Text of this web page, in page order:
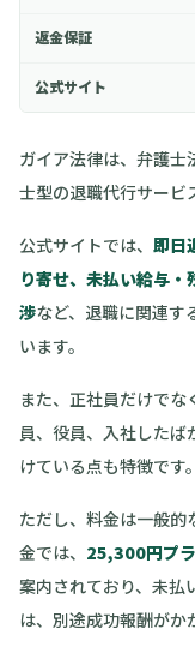
返金保証
公式サイト
ガイア法律は、弁護
士型の退職代行サービ
公式サイトでは、 即日
り寄せ、未払い給与
渉など、退職に関連す
います。
また、正社員だけで
員、役員、入社した
けている点も特徴です。
ただし、料金は一般的
金では、 25,300円プ
案内されており、未払
は、別途成功報酬がか